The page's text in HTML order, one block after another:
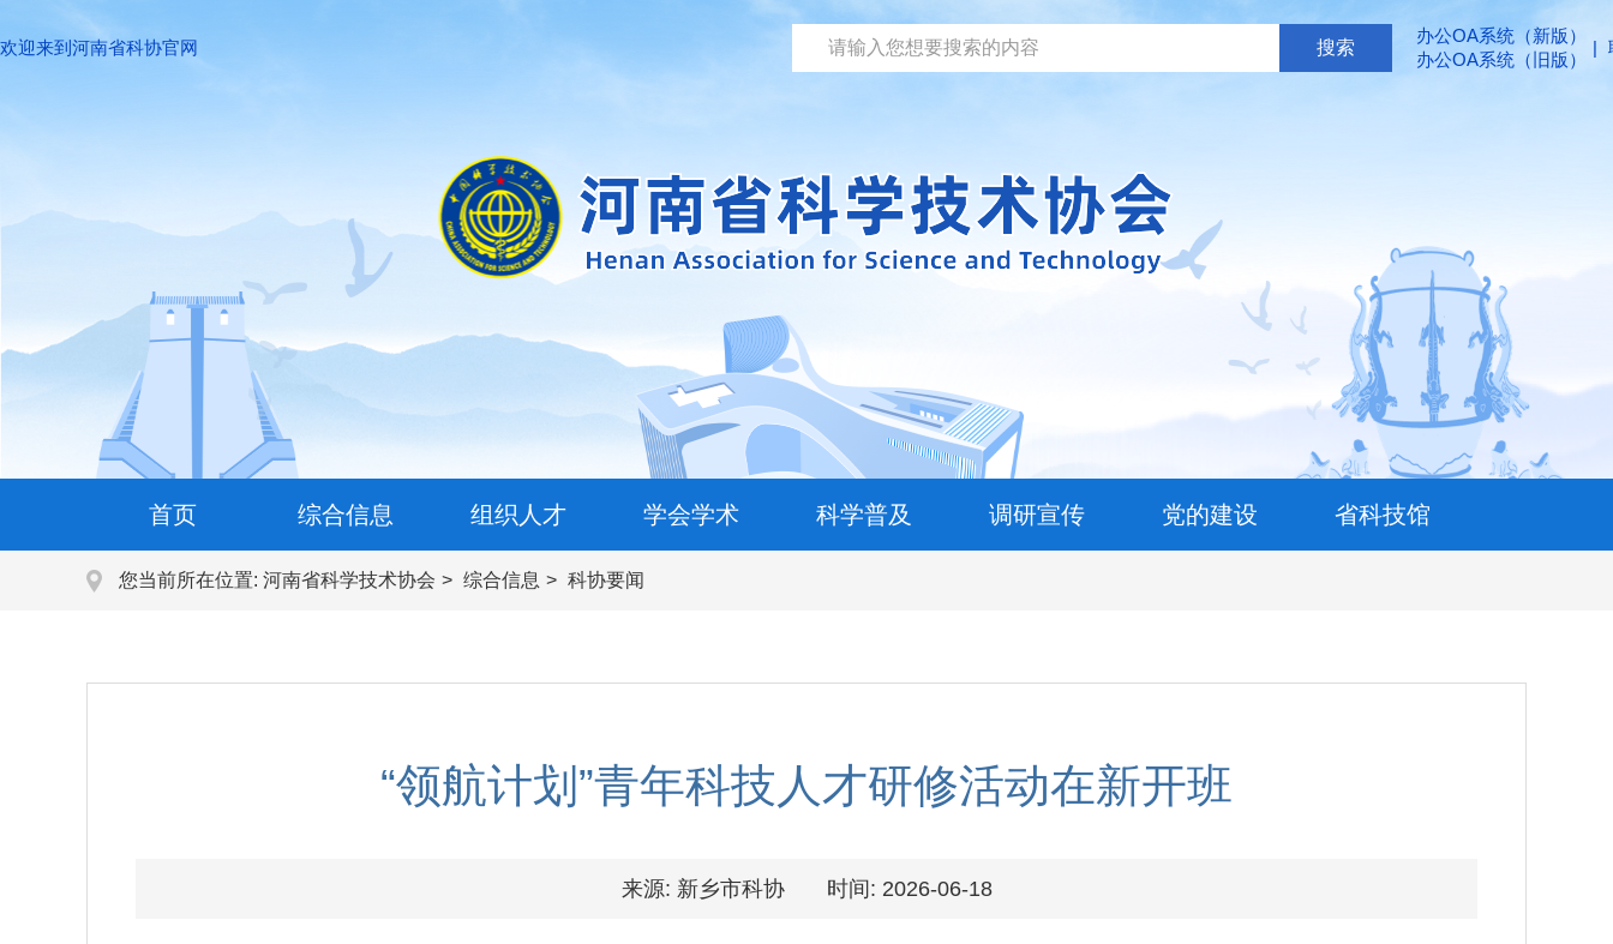
欢迎来到河南省科协官网
办公OA系统（新版）
办公OA系统（旧版）
|
首页 综合信息 组织人才 学会学术 科学普及 调研宣传 党的建设 省科技馆
您当前所在位置: 河南省科学技术协会 综合信息 科协要闻
“领航计划”青年科技人才研修活动在新开班
来源: 新乡市科协 时间: 2026-06-18